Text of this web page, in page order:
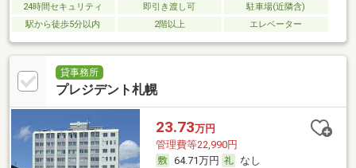
24時間セキュリティ 即引き渡し可
駐車場(近隣含)
駅から徒歩5分以内
2階以上 エレベーター
貸事務所
プレジデント札幌
23.73万円
管理費等22,990円
64.71万円
なし